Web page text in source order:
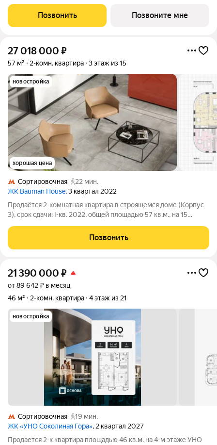
от Измайловского парка. Динамичная и современная
архитектура формирует доминанту
Позвонить Позвоните мне
27 018 000 ₽
57 м² 2-комн. квартира 3 этаж из 15
новостройка
хорошая цена
Сортировочная
22 мин.
ЖК Bauman House, 3 квартал 2022
Продаётся 2-комнатная квартира в строящемся доме (Корпус
3), срок сдачи: I-кв. 2022, общей площадью 57 кв.м., на 15
Басманный - тихий район на берегу реки Яузы. Bauman House
состоит из трех
Позвонить
21 390 000 ₽
от 89 642 ₽ в месяц
46 м²
2-комн. квартира 4 этаж из 21
новостройка
Сортировочная
19 мин.
ЖК «УНО Соколиная Гора», 2 квартал 2027
Продается 2-к квартира площадью 46 кв.м. на 4-м этаже УНО